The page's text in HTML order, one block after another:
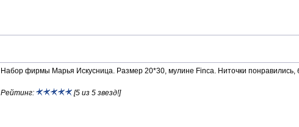
Набор фирмы Марья Искусница. Размер 20*30, мулине Finca. Ниточки понравились,
Рейтинг: [5 из 5 звезд!]